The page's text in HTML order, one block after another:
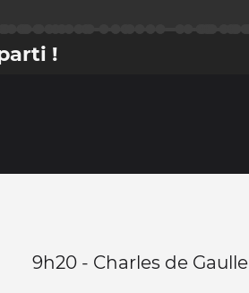
!
9h20 - Charles de Gaulle